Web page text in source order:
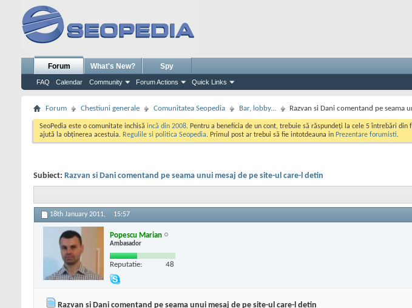
Forum
FAQ Calendar Community Forum Actions Quick Links
What's New? Spy
Forum Chestiuni generale Comunitatea Seopedia Bar, lobby... Razvan si Dani comentand pe seama
SeoPedia este o comunitate inchisă incă din 2008. Pentru a beneficia de un cont, trebuie să răspundeți la cele 5 întrebări
ajută la obținerea acestuia. Regulile si politica Seopedia. Primul post ar trebui să fie intotdeauna in Prezentare forumisti.
Subiect: Razvan si Dani comentand pe seama unui mesaj de pe site-ul care-l detin
18th January 2011, 15:57
Popescu Marian
Ambasador
Reputatie: 48
Razvan si Dani comentand pe seama unui mesaj de pe site-ul care-l detin